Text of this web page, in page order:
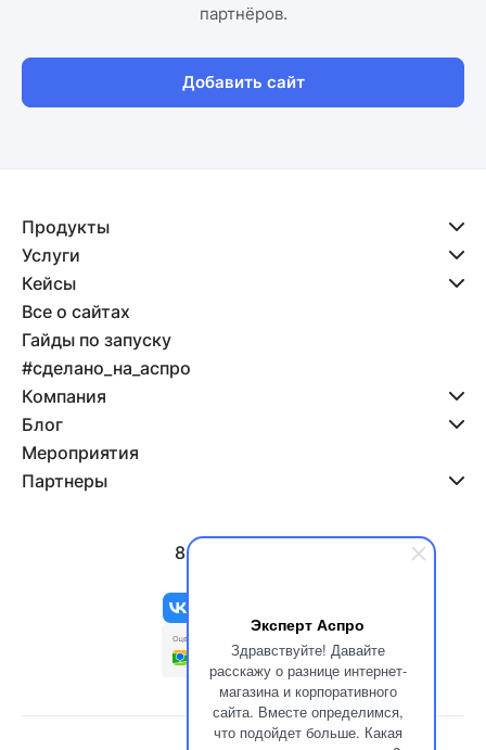
Эксперт Аспро
Здравствуйте! Давайте
расскажу о разнице интернет-
магазина и корпоративного
сайта. Вместе определимся,
что подойдет больше. Какая
партнёров.
Добавить сайт
Продукты
Услуги
Кейсы
Все о сайтах
Гайды по запуску
#сделано_на_аспро
Компания
Блог
Мероприятия
Партнеры
8 800 500-47-11